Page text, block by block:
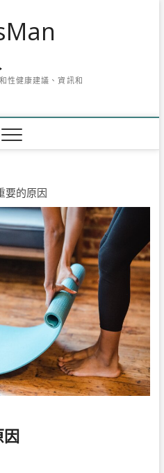
性健康建議、資訊和
要的原因
因